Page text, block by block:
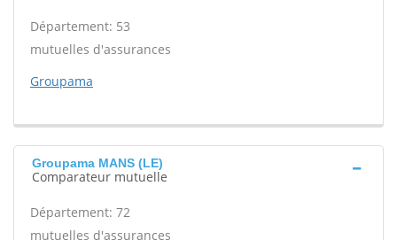
Département: 53
mutuelles d'assurances
Groupama
Groupama MANS (LE)
Comparateur mutuelle
Département: 72
mutuelles d'assurances